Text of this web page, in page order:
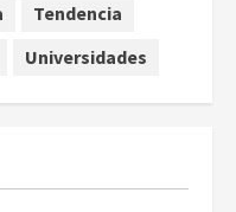
Tendencia
Universidades